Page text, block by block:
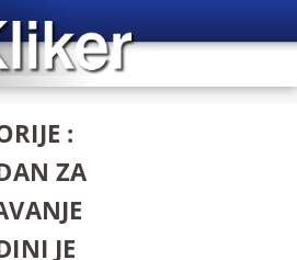
:
ZA
JE